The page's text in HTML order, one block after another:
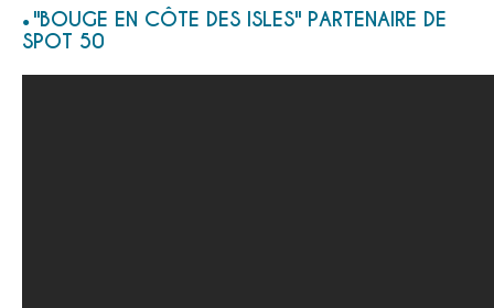
"BOUGE EN CÔTE DES ISLES" PARTENAIRE DE
SPOT 50